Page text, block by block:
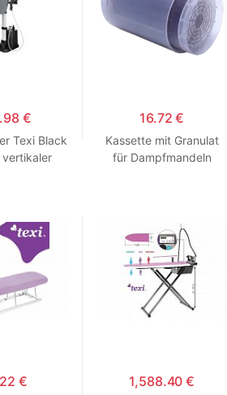
€
Texi Black
vertikaler
16.72 €
Kassette mit Granulat
für Dampfmandeln
€ 1,588.40 €